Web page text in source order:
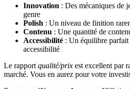
Innovation : Des mécaniques de
genre
Polish : Un niveau de finition
Contenu : Une quantité de
Accessibilité : Un équilibre
accessibilité
Le rapport qualité/prix est excellent par
marché. Vous en aurez pour votre